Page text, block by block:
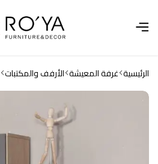
الرئيسية غرفة المعيشة الأرفف والمكتبات